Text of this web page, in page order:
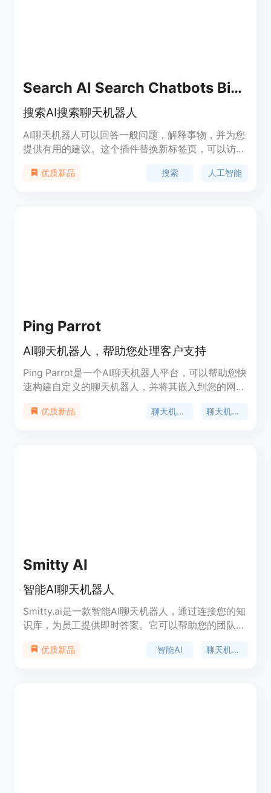
Search AI Search Chatbots Bing, Bard, ChatGPT
搜索AI搜索聊天机器人
AI聊天机器人可以回答一般问题，解释事物，并为您
提供有用的建议。这个插件替换新标签页，可以访问
由人工智能和自然语言处理驱动，以类似人类对话的
优质新品 搜索 人工智能
Ping Parrot
AI聊天机器人，帮助您处理客户支持
Ping Parrot是一个AI聊天机器人平台，可以帮助您快
速构建自定义的聊天机器人，并将其嵌入到您的网站
机器人可以根据您的数据进行训练，学习并提供最佳
优质新品 聊天机器人 聊天机器人API
Smitty AI
智能AI聊天机器人
Smitty.ai是一款智能AI聊天机器人，通过连接您的知
识库，为员工提供即时答案。它可以帮助您的团队快
活，定位高效，功能强大，简化您的工作流程。
优质新品 智能AI 聊天机器人